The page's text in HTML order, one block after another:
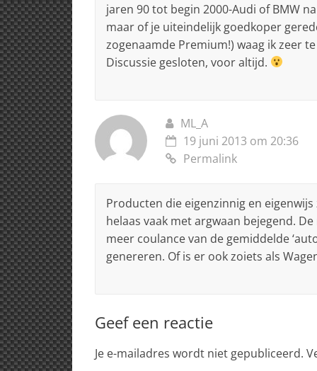
jaren 90 tot begin 2000-Audi of BMW
maar of je uiteindelijk goedkoper
zogenaamde Premium!) waag ik zeer
Discussie gesloten, voor altijd.
ML_A
19 juni 2013 om 20:36
Permalink
Producten die eigenzinnig en
helaas vaak met argwaan bejegend.
meer coulance van de gemiddelde
genereren. Of is er ook zoiets als
Geef een reactie
Je e-mailadres wordt niet gepubliceerd.